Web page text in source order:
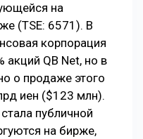
на
(TSE: 6571). В
корпорация
акций QB Net, но в
о продаже этого
иен ($123 млн).
публичной
на бирже,